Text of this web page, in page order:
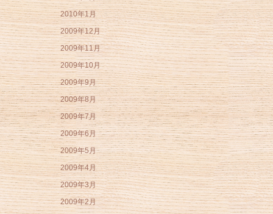
2010年1月
2009年12月
2009年11月
2009年10月
2009年9月
2009年8月
2009年7月
2009年6月
2009年5月
2009年4月
2009年3月
2009年2月